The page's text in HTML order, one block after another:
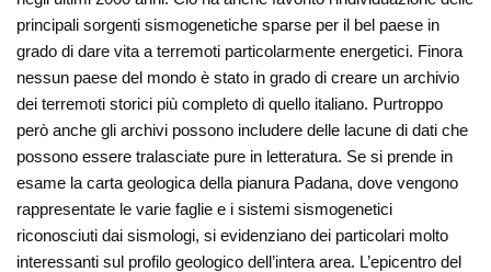
principali sorgenti sismogenetiche sparse per il bel paese in
grado di dare vita a terremoti particolarmente energetici. Finora
nessun paese del mondo è stato in grado di creare un archivio
dei terremoti storici più completo di quello italiano. Purtroppo
però anche gli archivi possono includere delle lacune di dati che
possono essere tralasciate pure in letteratura. Se si prende in
esame la carta geologica della pianura Padana, dove vengono
rappresentate le varie faglie e i sistemi sismogenetici
riconosciuti dai sismologi, si evidenziano dei particolari molto
interessanti sul profilo geologico dell’intera area. L’epicentro del